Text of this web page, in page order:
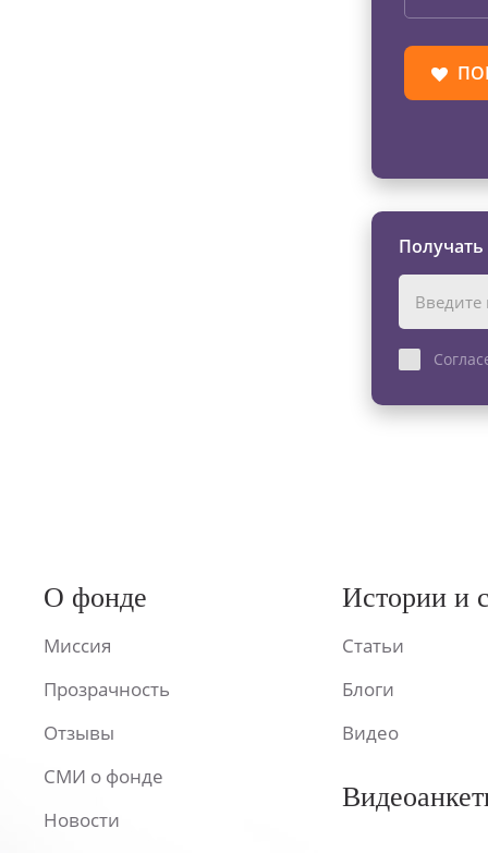
О фонде
Миссия
Прозрачность
Отзывы
СМИ о фонде
Новости
Истории и
Статьи
Блоги
Видео